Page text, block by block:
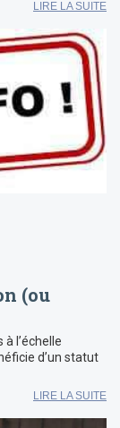
LIRE LA SUITE
(ou
l’échelle
d’un statut
LIRE LA SUITE